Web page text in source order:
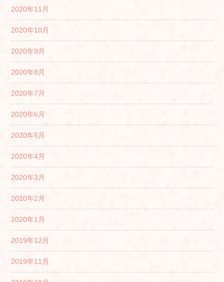
2020年11月
2020年10月
2020年9月
2020年8月
2020年7月
2020年6月
2020年5月
2020年4月
2020年3月
2020年2月
2020年1月
2019年12月
2019年11月